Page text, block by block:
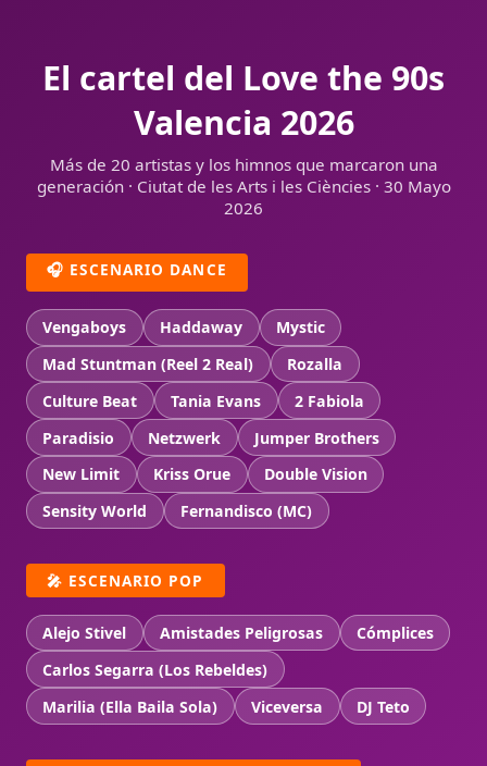
El cartel del Love the 90s
Valencia 2026
Más de 20 artistas y los himnos que marcaron una
generación · Ciutat de les Arts i les Ciències · 30 Mayo
2026
🎧 ESCENARIO DANCE
Vengaboys Haddaway
Mystic
Mad Stuntman (Reel 2 Real)
Rozalla
Culture Beat
Tania Evans
2 Fabiola
Paradisio
Netzwerk
Jumper Brothers
New Limit
Kriss Orue
Double Vision
Sensity World
Fernandisco (MC)
🎤 ESCENARIO POP
Alejo Stivel Amistades Peligrosas
Cómplices
Carlos Segarra (Los Rebeldes)
Marilia (Ella Baila Sola)
Viceversa DJ Teto